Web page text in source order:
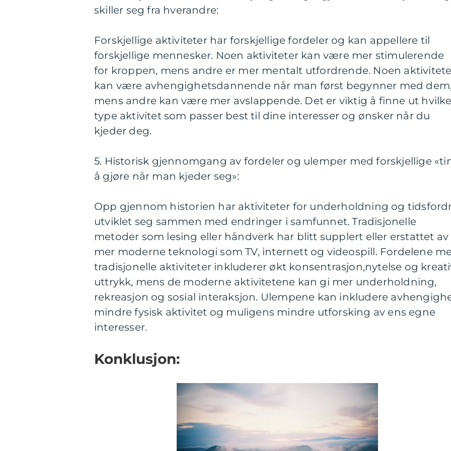
skiller seg fra hverandre:
Forskjellige aktiviteter har forskjellige fordeler og kan appellere til
forskjellige mennesker. Noen aktiviteter kan være mer stimulerende
for kroppen, mens andre er mer mentalt utfordrende. Noen
kan være avhengighetsdannende når man først begynner med dem,
mens andre kan være mer avslappende. Det er viktig å finne ut
type aktivitet som passer best til dine interesser og ønsker når du
kjeder deg.
5. Historisk gjennomgang av fordeler og ulemper med forskjellige
å gjøre når man kjeder seg»:
Opp gjennom historien har aktiviteter for underholdning og
utviklet seg sammen med endringer i samfunnet. Tradisjonelle
metoder som lesing eller håndverk har blitt supplert eller erstattet av
mer moderne teknologi som TV, internett og videospill. Fordelene
tradisjonelle aktiviteter inkluderer økt konsentrasjon,nytelse og
uttrykk, mens de moderne aktivitetene kan gi mer underholdning,
rekreasjon og sosial interaksjon. Ulempene kan inkludere
mindre fysisk aktivitet og muligens mindre utforsking av ens egne
interesser.
Konklusjon: